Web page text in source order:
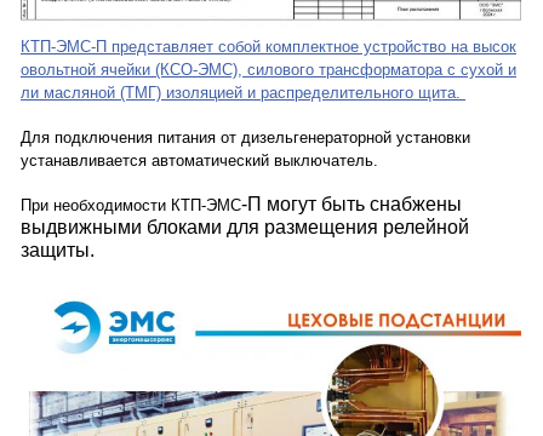
КТП-ЭМС-П представляет собой комплектное устройство на высок
овольтной ячейки (КСО-ЭМС), силового трансформатора с сухой и
ли масляной (ТМГ) изоляцией и распределительного щита.
Для подключения питания от дизельгенераторной установки
устанавливается автоматический выключатель.
При необходимости КТП-ЭМС-П могут быть снабжены
выдвижными блоками для размещения релейной
защиты.